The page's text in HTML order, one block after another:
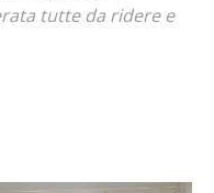
tutte da ridere e